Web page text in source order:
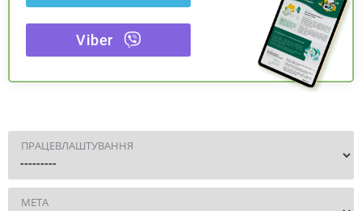
Viber
ПРАЦЕВЛАШТУВАННЯ
МЕТА